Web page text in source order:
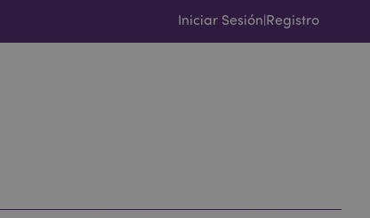
Iniciar Sesión|Registro